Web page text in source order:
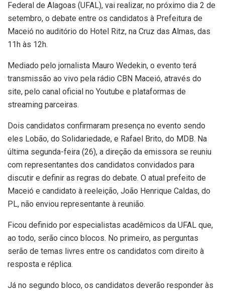
Federal de Alagoas (UFAL), vai realizar, no próximo dia 2 de
setembro, o debate entre os candidatos à Prefeitura de
Maceió no auditório do Hotel Ritz, na Cruz das Almas, das
11h às 12h.
Mediado pelo jornalista Mauro Wedekin, o evento terá
transmissão ao vivo pela rádio CBN Maceió, através do
site, pelo canal oficial no Youtube e plataformas de
streaming parceiras.
Dois candidatos confirmaram presença no evento sendo
eles Lobão, do Solidariedade, e Rafael Brito, do MDB. Na
última segunda-feira (26), a direção da emissora se reuniu
com representantes dos candidatos convidados para
discutir e definir as regras do debate. O atual prefeito de
Maceió e candidato à reeleição, João Henrique Caldas, do
PL, não enviou representante à reunião.
Ficou definido por especialistas acadêmicos da UFAL que,
ao todo, serão cinco blocos. No primeiro, as perguntas
serão de temas livres entre os candidatos com direito à
resposta e réplica.
Já no segundo bloco, os candidatos deverão responder às